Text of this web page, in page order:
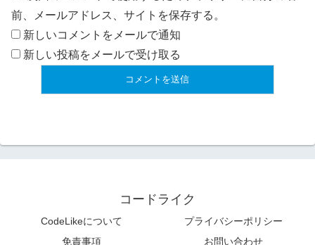
前、メールアドレス、サイトを保存する。
新しいコメントをメールで通知
新しい投稿をメールで受け取る
コードライク
CodeLikeについて
プライバシーポリシー
免責事項
お問い合わせ